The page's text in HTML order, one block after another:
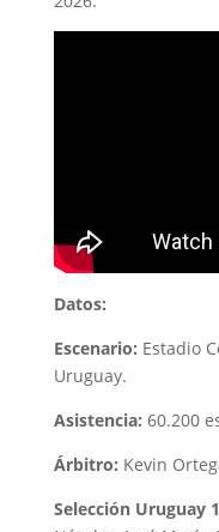
Datos:
Escenario: Estadio
Uruguay.
Asistencia: 60.200
Árbitro: Kevin
Selección Uruguay